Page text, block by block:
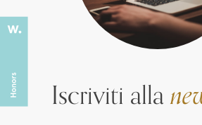
Iscriviti alla